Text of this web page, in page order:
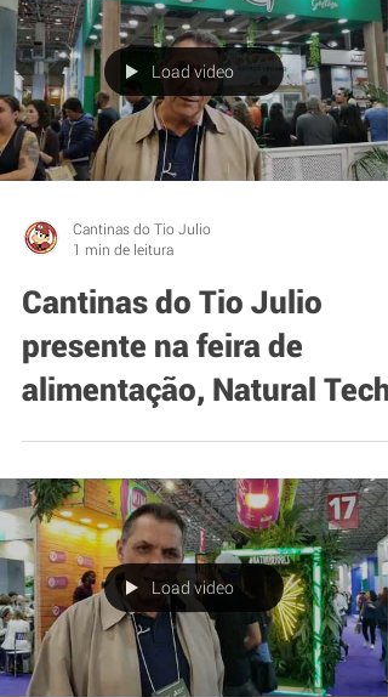
Load video
Cantinas do Tio Julio
1 min de leitura
Cantinas do Tio Julio
presente na feira de
alimentação, Natural Tech.
Load video